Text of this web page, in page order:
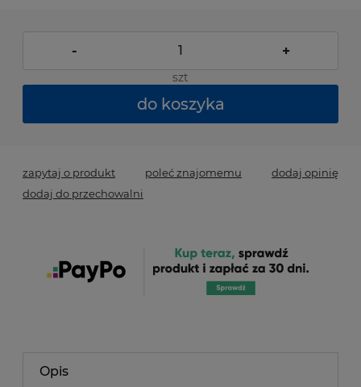
- +
szt
do koszyka
zapytaj o produkt poleć znajomemu
dodaj opinię
dodaj do przechowalni
Opis